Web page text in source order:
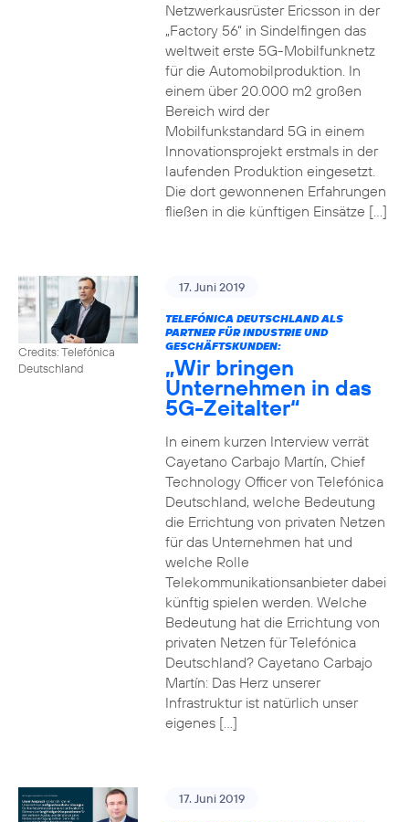
Netzwerkausrüster Ericsson in der
„Factory 56“ in Sindelfingen das
weltweit erste 5G-Mobilfunknetz
für die Automobilproduktion. In
einem über 20.000 m2 großen
Bereich wird der
Mobilfunkstandard 5G in einem
Innovationsprojekt erstmals in der
laufenden Produktion eingesetzt.
Die dort gewonnenen Erfahrungen
fließen in die künftigen Einsätze […]
Credits: Telefónica
Deutschland
17. Juni 2019
TELEFÓNICA DEUTSCHLAND ALS
PARTNER FÜR INDUSTRIE UND
GESCHÄFTSKUNDEN:
„Wir bringen
Unternehmen in das
5G-Zeitalter“
In einem kurzen Interview verrät
Cayetano Carbajo Martín, Chief
Technology Officer von Telefónica
Deutschland, welche Bedeutung
die Errichtung von privaten Netzen
für das Unternehmen hat und
welche Rolle
Telekommunikationsanbieter dabei
künftig spielen werden. Welche
Bedeutung hat die Errichtung von
privaten Netzen für Telefónica
Deutschland? Cayetano Carbajo
Martín: Das Herz unserer
Infrastruktur ist natürlich unser
eigenes […]
17. Juni 2019